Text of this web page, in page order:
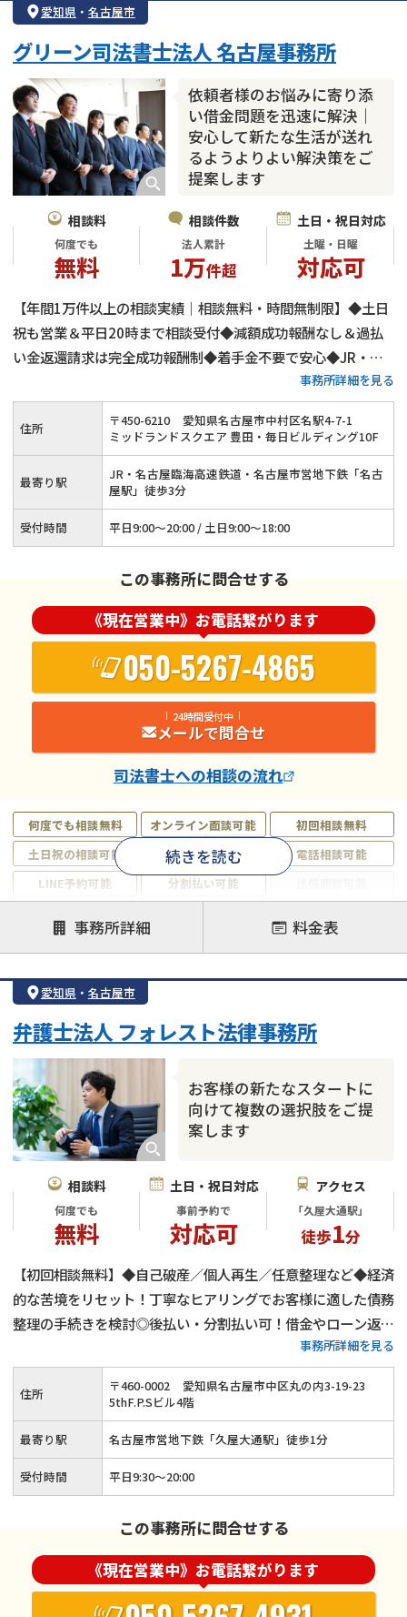
個人再生
会社破産・法人破産
住宅ローン
消費者金融・サラ金
カードローン
闇金 奨学金
愛知県 ・ 名古屋市
依頼者様のお悩みに寄り添
い借金問題を迅速に解決｜
安心して新たな生活が送れ
るようよりよい解決策をご
提案します
グリーン司法書士法人 名古屋事務所
相談料
何度でも
無料
相談件数
法人累計
1万件超
土日・祝日対応
土曜・日曜
対応可
【年間1万件以上の相談実績｜相談無料・時間無制限】◆土日
祝も営業＆平日20時まで相談受付◆減額成功報酬なし＆過払
い金返還請求は完全成功報酬制◆着手金不要で安心◆JR・近
鉄・名鉄「名古屋駅」徒歩3分◆借金の時効（消滅時効・時効
援用）にも対応◆完全個室の相談室でプライバシーを確保◆借
金問題の解決は当事務所へ！≪事前予約でオンライン相談も可
≫
事務所詳細を見る
何度でも相談無料 オンライン面談可能
初回相談無料
土日祝の相談可能
19時以降電話可能
電話相談可能
LINE予約可能
分割払い可能
借金返済相談・交渉
自己破産
任意整理
個人再生
会社破産・法人破産
住宅ローン
消費者金融・サラ金
カードローン
続きを読む
住所 〒450-6210
愛知県名古屋市中村区名駅4-7-1
ミッドランドスクエア 豊田・毎日ビルディング10F
最寄り駅
JR・名古屋臨海高速鉄道・名古屋市営地下鉄「名古
屋駅」徒歩3分
受付時間 平日9:00〜20:00 / 土日9:00〜18:00
この事務所に問合せする
《現在営業中》お電話繋がります
050-5267-4865
24時間受付中
メールで問合せ
司法書士への相談の流れ
事務所詳細 料金表
愛知県 ・ 名古屋市
お客様の新たなスタートに
向けて複数の選択肢をご提
案します
弁護士法人 フォレスト法律事務所
相談料
何度でも
無料
土日・祝日対応
事前予約で
対応可
アクセス
「久屋大通駅」
徒歩1分
【初回相談無料】◆自己破産／個人再生／任意整理など◆経済
的な苦境をリセット！丁寧なヒアリングでお客様に適した債務
整理の手続きを検討◎後払い・分割払い可！借金やローン返済
でお悩みの方はご相談ください≪事前のご予約で夜間・土日祝
のご相談にも対応≫
事務所詳細を見る
住所 〒460-0002
愛知県名古屋市中区丸の内3-19-23
5thF.P.Sビル4階
最寄り駅 名古屋市営地下鉄「久屋大通駅」徒歩1分
受付時間 平日9:30～20:00
この事務所に問合せする
《現在営業中》お電話繋がります